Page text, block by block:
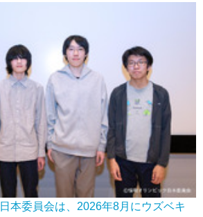
本委員会は、2026年8月にウズベキ